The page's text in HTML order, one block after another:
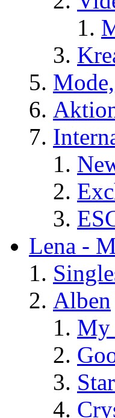
Lena -
Alben
My